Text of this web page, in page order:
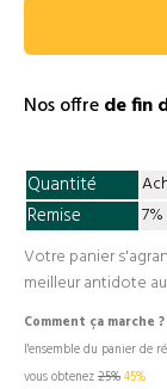
Nos offrede fin
Quantité
Remise 7%
Votre panier
meilleur antidote
Comment ça marche ?
l'ensemble du panier de
vous obtenez25%45%